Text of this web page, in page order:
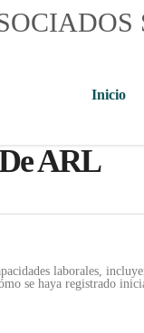
Inicio
ARL
laborales,
se haya registrado